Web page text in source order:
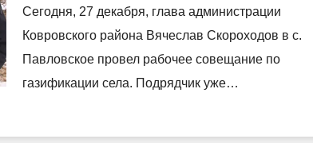
Сегодня, 27 декабря, глава администрации
Ковровского района Вячеслав Скороходов в с.
Павловское провел рабочее совещание по
газификации села. Подрядчик уже…